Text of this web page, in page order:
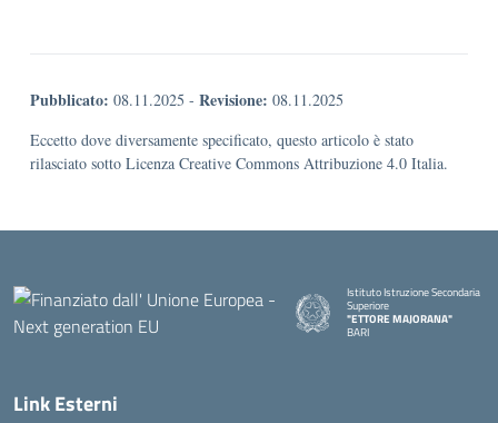
Pubblicato: 08.11.2025 - Revisione: 08.11.2025
Eccetto dove diversamente specificato, questo articolo è stato
rilasciato sotto Licenza Creative Commons Attribuzione 4.0 Italia.
Istituto Istruzione Secondaria
Superiore
"ETTORE MAJORANA"
BARI
Link Esterni